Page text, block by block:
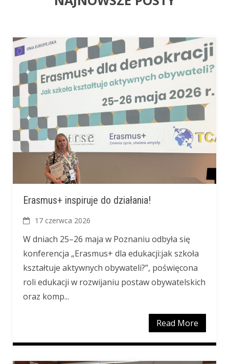
Erasmus+ inspiruje do działania!
17 czerwca 2026
W dniach 25–26 maja w Poznaniu odbyła się
konferencja „Erasmus+ dla edukacji:jak szkoła
kształtuje aktywnych obywateli?”, poświęcona
roli edukacji w rozwijaniu postaw obywatelskich
oraz komp...
Read More